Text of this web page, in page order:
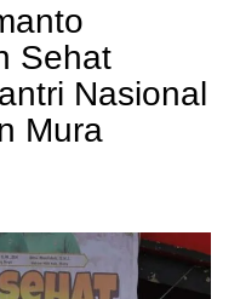
Sehat
Nasional
Mura